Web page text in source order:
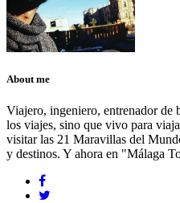
About me
Viajero, ingeniero, entrenador
los viajes, sino que vivo para
visitar las 21 Maravillas del
y destinos. Y ahora en "Málaga